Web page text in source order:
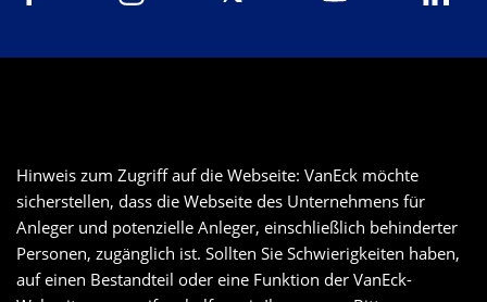
Hinweis zum Zugriff auf die Webseite: VanEck möchte
sicherstellen, dass die Webseite des Unternehmens für
Anleger und potenzielle Anleger, einschließlich behinderter
Personen, zugänglich ist. Sollten Sie Schwierigkeiten haben,
auf einen Bestandteil oder eine Funktion der VanEck-